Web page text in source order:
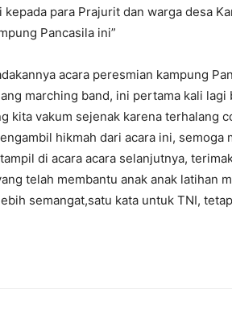
para Prajurit dan warga desa
Pancasila ini”
acara peresmian kampung
marching band, ini pertama kali lagi
kita vakum sejenak karena terhalang
hikmah dari acara ini, semoga
di acara acara selanjutnya,
telah membantu anak anak latihan
semangat,satu kata untuk TNI,